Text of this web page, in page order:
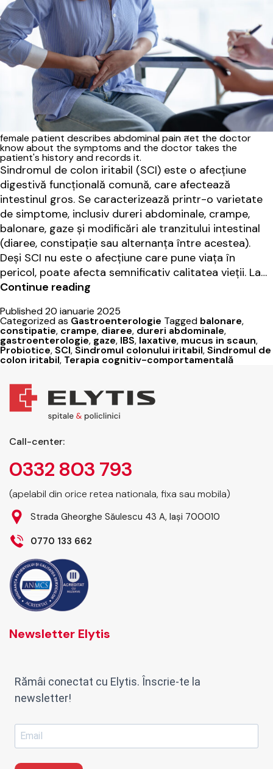
female patient describes abdominal pain สet the doctor
know about the symptoms and the doctor takes the
patient's history and records it.
Sindromul de colon iritabil (SCI) este o afecțiune
digestivă funcțională comună, care afectează
intestinul gros. Se caracterizează printr-o varietate
de simptome, inclusiv dureri abdominale, crampe,
balonare, gaze și modificări ale tranzitului intestinal
(diaree, constipație sau alternanța între acestea).
Deși SCI nu este o afecțiune care pune viața în
pericol, poate afecta semnificativ calitatea vieții. La…
Continue reading
colon
iritabil
(SCI):
Simptome,
și
tratament
la
Published20 ianuarie 2025
Categorized as Gastroenterologie Tagged balonare,
constipatie, crampe, diaree, dureri abdominale,
gastroenterologie, gaze, IBS, laxative, mucus in scaun,
Probiotice,SCI,Sindromul colonului iritabil,Sindromul de
colon iritabil, Terapia cognitiv-comportamentală
Call-center:
0332 803 793
(apelabil din orice retea nationala, fixa sau mobila)
Strada Gheorghe Săulescu 43 A, Iași 700010
0770 133 662
Newsletter Elytis
Rămâi conectat cu Elytis. Înscrie-te la
newsletter!